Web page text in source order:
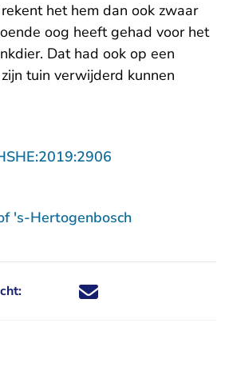
het hem dan ook zwaar
oog heeft gehad voor het
Dat had ook op een
tuin verwijderd kunnen
's-Hertogenbosch
Deel dit nieuwsbericht via X -
Deel dit nieuwsbericht via
Deel dit nieuwsbericht
Deel dit